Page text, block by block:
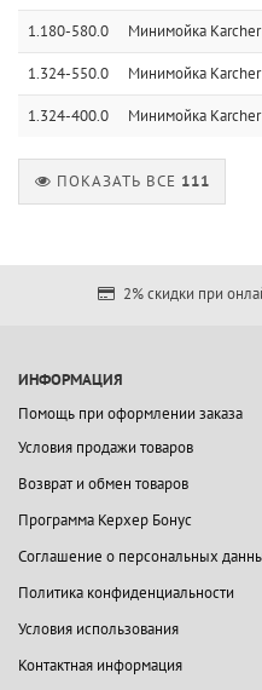
1.180-580.0 Минимойка
1.324-550.0 Минимойка
1.324-400.0 Минимойка Karcher
ПОКАЗАТЬ ВСЕ 111
2% скидки при
ИНФОРМАЦИЯ
Помощь при оформлении заказа
Условия продажи товаров
Возврат и обмен товаров
Программа Керхер Бонус
Соглашение о персональных
Политика конфиденциальности
Условия использования
Контактная информация